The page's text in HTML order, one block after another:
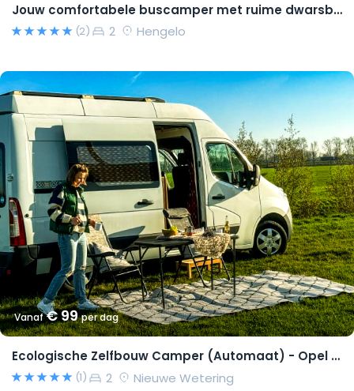
Jouw comfortabele buscamper met ruime dwarsbedden en natural look(s)!
(2) 2 Hengelo
Vanaf€ 99per dag
Ecologische Zelfbouw Camper (Automaat) - Opel Movano 2015 – Richard
(1) 2 Nieuwe Wetering